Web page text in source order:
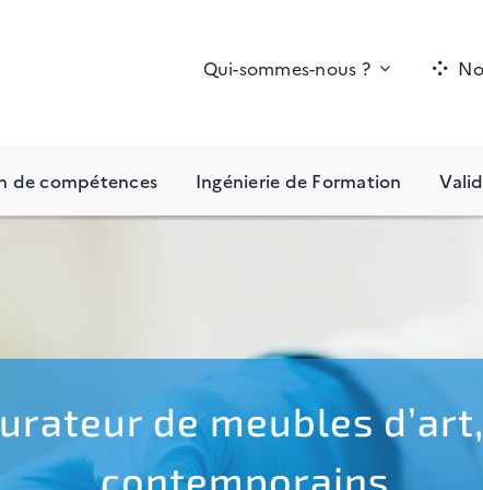
Qui-sommes-nous ?
de compétences Ingénierie de Formation
de meubles
contemporains